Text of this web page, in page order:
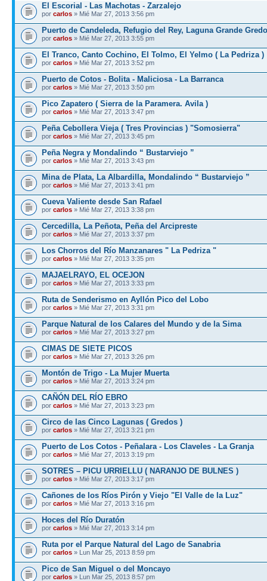
El Escorial - Las Machotas - Zarzalejo
por carlos » Mié Mar 27, 2013 3:56 pm
Puerto de Candeleda, Refugio del Rey, Laguna Grande
por carlos » Mié Mar 27, 2013 3:55 pm
El Tranco, Canto Cochino, El Tolmo, El Yelmo ( La Pedriza )
por carlos » Mié Mar 27, 2013 3:52 pm
Puerto de Cotos - Bolita - Maliciosa - La Barranca
por carlos » Mié Mar 27, 2013 3:50 pm
Pico Zapatero ( Sierra de la Paramera. Avila )
por carlos » Mié Mar 27, 2013 3:47 pm
Peña Cebollera Vieja ( Tres Provincias ) "Somosierra"
por carlos » Mié Mar 27, 2013 3:45 pm
Peña Negra y Mondalindo “ Bustarviejo ”
por carlos » Mié Mar 27, 2013 3:43 pm
Mina de Plata, La Albardilla, Mondalindo “ Bustarviejo ”
por carlos » Mié Mar 27, 2013 3:41 pm
Cueva Valiente desde San Rafael
por carlos » Mié Mar 27, 2013 3:38 pm
Cercedilla, La Peñota, Peña del Arcipreste
por carlos » Mié Mar 27, 2013 3:37 pm
Los Chorros del Río Manzanares " La Pedriza "
por carlos » Mié Mar 27, 2013 3:35 pm
MAJAELRAYO, EL OCEJON
por carlos » Mié Mar 27, 2013 3:33 pm
Ruta de Senderismo en Ayllón Pico del Lobo
por carlos » Mié Mar 27, 2013 3:31 pm
Parque Natural de los Calares del Mundo y de la Sima
por carlos » Mié Mar 27, 2013 3:27 pm
CIMAS DE SIETE PICOS
por carlos » Mié Mar 27, 2013 3:26 pm
Montón de Trigo - La Mujer Muerta
por carlos » Mié Mar 27, 2013 3:24 pm
CAÑÓN DEL RÍO EBRO
por carlos » Mié Mar 27, 2013 3:23 pm
Circo de las Cinco Lagunas ( Gredos )
por carlos » Mié Mar 27, 2013 3:21 pm
Puerto de Los Cotos - Peñalara - Los Claveles - La Granja
por carlos » Mié Mar 27, 2013 3:19 pm
SOTRES – PICU URRIELLU ( NARANJO DE BULNES )
por carlos » Mié Mar 27, 2013 3:17 pm
Cañones de los Ríos Pirón y Viejo "El Valle de la Luz"
por carlos » Mié Mar 27, 2013 3:16 pm
Hoces del Río Duratón
por carlos » Mié Mar 27, 2013 3:14 pm
Ruta por el Parque Natural del Lago de Sanabria
por carlos » Lun Mar 25, 2013 8:59 pm
Pico de San Miguel o del Moncayo
por carlos » Lun Mar 25, 2013 8:57 pm